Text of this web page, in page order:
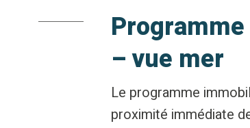
– vue mer
Le programme
proximité immédiate